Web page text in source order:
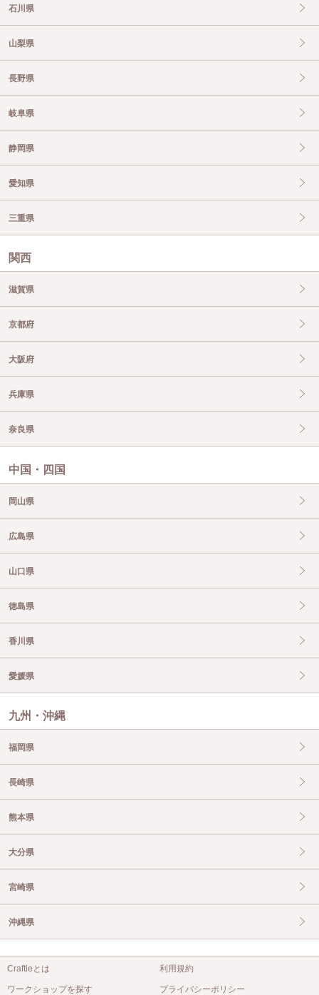
石川県
山梨県
長野県
岐阜県
静岡県
愛知県
三重県
関西
滋賀県
京都府
大阪府
兵庫県
奈良県
中国・四国
岡山県
広島県
山口県
徳島県
香川県
愛媛県
九州・沖縄
福岡県
長崎県
熊本県
大分県
宮崎県
沖縄県
Craftieとは
ワークショップを探す
利用規約
プライバシーポリシー